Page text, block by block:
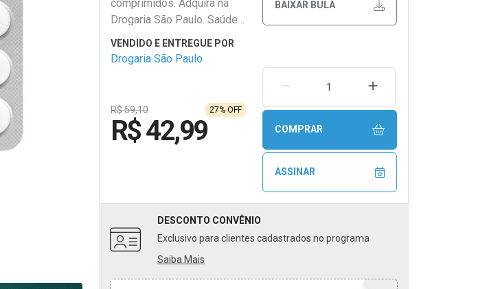
comprimidos. Adquira na
Drogaria São Paulo. Saúde
BAIXAR BULA
Drogaria São Paulo
R$ 59,10 27% OFF
R$ 42,99
REMOVER UMA UNIDADEAUMENTAR UMA
COMPRAR
ASSINAR
DESCONTO CONVÊNIO
Exclusivo para clientes cadastrados no programa
Saiba Mais